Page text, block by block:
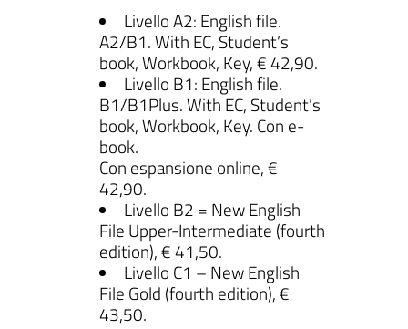
Livello A2: English file.
A2/B1. With EC, Student’s
book, Workbook, Key, € 42,90.
Livello B1: English file.
B1/B1Plus. With EC, Student’s
book, Workbook, Key. Con e-
book.
Con espansione online, €
42,90.
Livello B2 = New English
File Upper-Intermediate (fourth
edition), € 41,50.
Livello C1 – New English
File Gold (fourth edition), €
43,50.